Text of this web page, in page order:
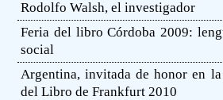
Rodolfo Walsh, el investigador
Feria del libro Córdoba 2009:
social
Argentina, invitada de honor en
del Libro de Frankfurt 2010